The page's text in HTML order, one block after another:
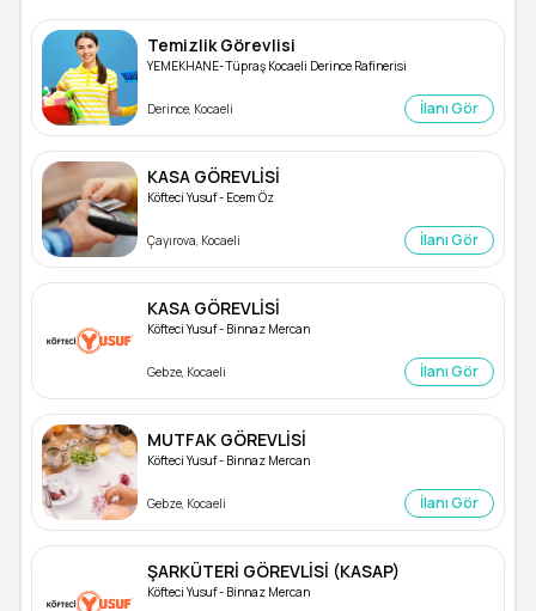
Temizlik Görevlisi
YEMEKHANE- Tüpraş Kocaeli Derince Rafinerisi
Derince, Kocaeli İlanı Gör
KASA GÖREVLİSİ
Köfteci Yusuf - Ecem Öz
Çayırova, Kocaeli İlanı Gör
KASA GÖREVLİSİ
Köfteci Yusuf - Binnaz Mercan
Gebze, Kocaeli İlanı Gör
MUTFAK GÖREVLİSİ
Köfteci Yusuf - Binnaz Mercan
Gebze, Kocaeli İlanı Gör
ŞARKÜTERİ GÖREVLİSİ (KASAP)
Köfteci Yusuf - Binnaz Mercan